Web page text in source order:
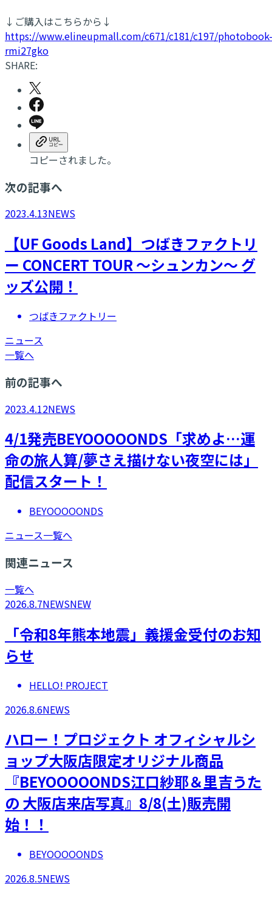
↓ご購入はこちらから↓
https://www.elineupmall.com/c671/c181/c197/photobook-
rmi27gko
SHARE:
コピーされました。
次の記事へ
2023.4.13NEWS
【UF Goods Land】つばきファクトリ
ー CONCERT TOUR ～シュンカン～ グ
ッズ公開！
つばきファクトリー
ニュース
一覧へ
前の記事へ
2023.4.12NEWS
4/1発売BEYOOOOONDS「求めよ…運
命の旅人算/夢さえ描けない夜空には」
配信スタート！
BEYOOOOONDS
ニュース一覧へ
関連ニュース
一覧へ
2026.8.7NEWSNEW
「令和8年熊本地震」義援金受付のお知
らせ
HELLO! PROJECT
2026.8.6NEWS
ハロー！プロジェクト オフィシャルシ
ョップ大阪店限定オリジナル商品
『BEYOOOOONDS江口紗耶＆里吉うた
の 大阪店来店写真』8/8(土)販売開
始！！
BEYOOOOONDS
2026.8.5NEWS